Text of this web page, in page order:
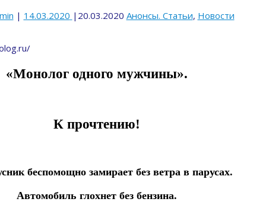
| 14.03.2020 | 20.03.2020 Анонсы. Статьи, Новости
«Монолог одного мужчины».
К прочтению!
беспомощно замирает без ветра в парусах.
Автомобиль глохнет без бензина.